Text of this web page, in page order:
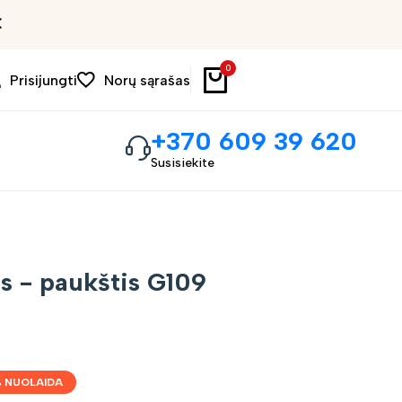
Prisijungti Norų sąrašas
0
+370 609 39 620
Susisiekite
- paukštis G109
NUOLAIDA